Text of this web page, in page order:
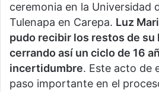
ceremonia en la Universidad
Tulenapa en Carepa. Luz
pudo recibir los restos de su
cerrando así un ciclo de 16
incertidumbre. Este acto de
paso importante en el